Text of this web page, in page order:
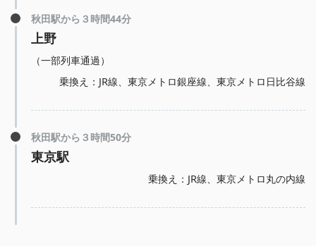
秋田駅から３時間44分
上野
（一部列車通過）
乗換え：JR線、東京メトロ銀座線、東京メトロ日比谷線
秋田駅から３時間50分
東京駅
乗換え：JR線、東京メトロ丸の内線